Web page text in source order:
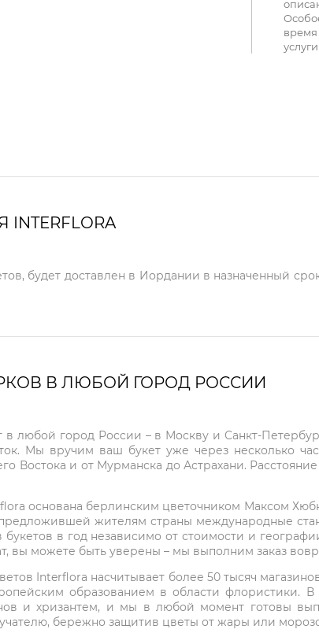
время
будет доставлен в Иордании в назначенный
В ЛЮБОЙ ГОРОД РОССИИ
в любой город России – в Москву и Санкт-
Мы вручим ваш букет уже через несколько
Востока и от Мурманска до Астрахани.
основана берлинским цветочником Максом
жителям страны международные
в год независимо от стоимости и
вы можете быть уверены – мы выполним заказ
Interflora насчитывает более 50 тысяч
образованием в области флористики.
и хризантем, и мы в любой момент готовы
бережно защитив цветы от жары или